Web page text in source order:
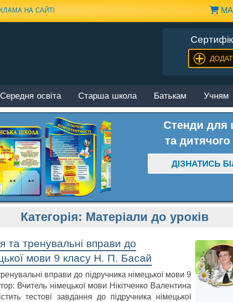
НА САЙТІ
Середня освіта Старша школа Батькам Учням
Стенди для
та дитячого
ДІЗНАТИСЬ
Категорія: Матеріали до уроків
та тренувальні вправи до
мови 9 класу Н. П. Басай
вправи до підручника німецької мови 9
Вчитель німецької мови Нікітченко Валентина
тестові завдання до підручника німецької